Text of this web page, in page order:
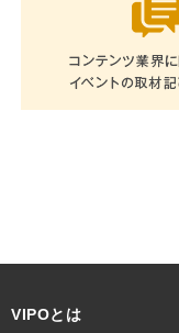
VIPOとは